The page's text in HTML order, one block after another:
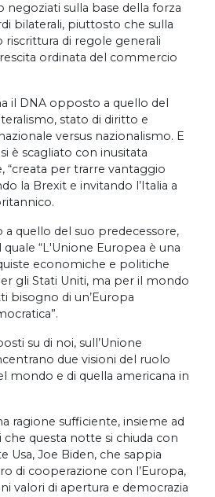
negoziati sulla base della forza
bilaterali, piuttosto che sulla
di regole generali
ordinata del commercio
il DNA opposto a quello del
stato di diritto e
versus nazionalismo. E
è scagliato con inusitata
“creata per trarre vantaggio
la Brexit e invitando l’Italia a
quello del suo predecessore,
“L'Unione Europea è una
economiche e politiche
gli Stati Uniti, ma per il mondo
bisogno di un’Europa
su di noi, sull’Unione
due visioni del ruolo
mondo e di quella americana in
ragione sufficiente, insieme ad
questa notte si chiuda con
Usa, Joe Biden, che sappia
di cooperazione con l’Europa,
valori di apertura e democrazia